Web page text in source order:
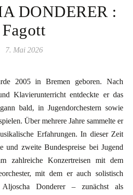
DONDERER :
Fagott
7. Mai 2026
Klavierunterricht entdeckte er das
bald, in Jugendorchestern sowie
Über mehrere Jahre sammelte er
Erfahrungen. In dieser Zeit
und zweite Bundespreise bei Jugend
zahlreiche Konzertreisen mit dem
mit dem er auch solistisch
Donderer – zunächst als